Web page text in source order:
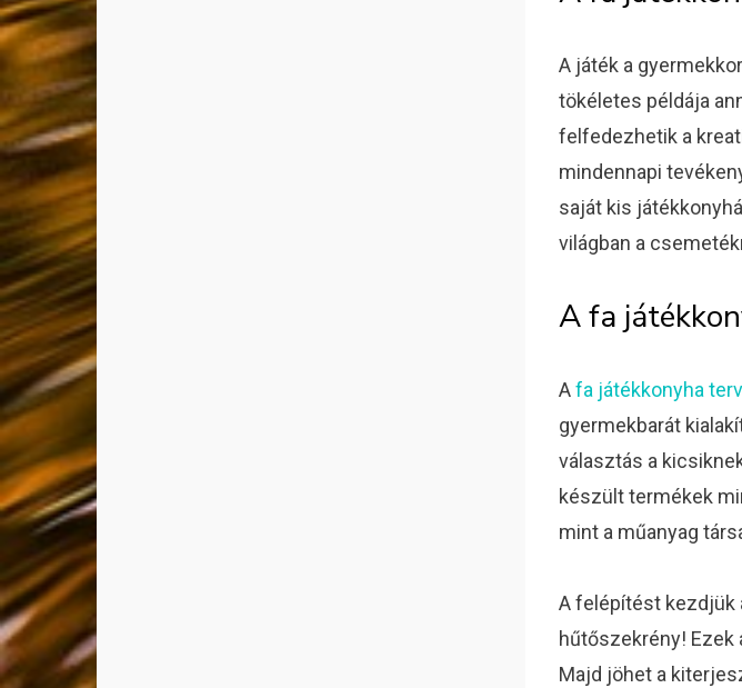
A játék a
tökéletes példája
felfedezhetik a
mindennapi
saját kis
világban a
A fa
Afa játékkonyha
gyermekbarát
választás a
készült termékek
mint a műanyag
A felépítést kezdjük
hűtőszekrény!
Majd jöhet a